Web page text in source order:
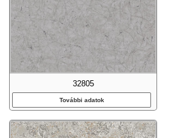
32805
További adatok